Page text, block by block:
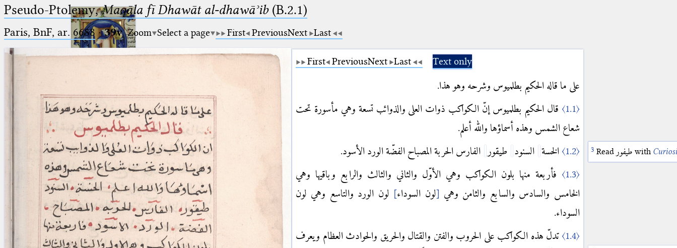
Ptolemaeus
Arabus et Latinus
(the underscore) is the placeholder
for exactly one character.
(the percent sign) is the
placeholder for no, one or more
than one character.
(two percent signs) is the
placeholder for no, one or more
than one character, but not for
blank space (so that a search ends
at word boundaries).
🔎︎
Start
Project
Team
News
Jobs
Publications
Pseudo-Ptolemy,Maqāla fī Dhawāt al-dhawāʾib(B.2.1)
Paris, BnF, ar. 6688·39v Zoom Select a page First PreviousNext Last
First PreviousNext Last Text only
على ما قاله الحكيم بطلميوس وشرحه وهو هذا.
〈1.1〉
قال الحكيم بطلميوس إنّ الكواكب ذوات العلى والذوائب تسعة وهي مأسورة تحت
شعاع الشمس وهذه أسماؤها والله أعلم.
〈1.2〉
الخسة Read الحبشيّ with السنود Read السفّود withD. طيقور Read طيفور with
الفارس الحربة المصباح الفضّة الورد الأسود.
〈1.3〉
فأربعة منها بلون الكواكب وهي الأوّل والثاني والثالث والرابع وباقيها وهي
الخامس والسادس والسابع والثامن وهي [لون السوداء] لون الورد والتاسع وهي لون
السوداء.
〈1.4〉
تدلّ هذه الكواكب على الحروب والفتن والقتال والحريق والحوادث العظام ويعرف